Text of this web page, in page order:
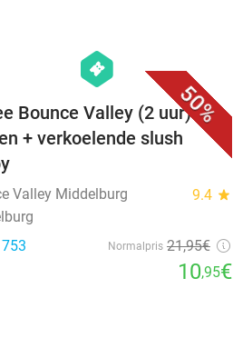
50%
hexagon
events
Bounce Valley (2 uur) +
+ verkoelende slush
Valley Middelburg 9.4 star
Normalpris 21,95€
10,95€